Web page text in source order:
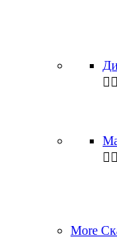
 
 
More